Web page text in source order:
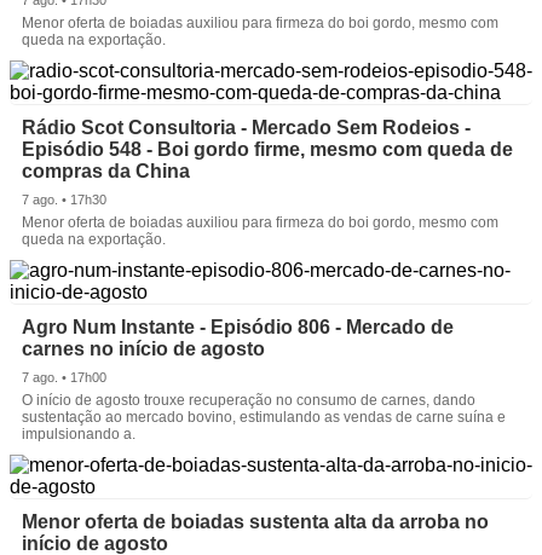
Menor oferta de boiadas auxiliou para firmeza do boi gordo, mesmo com
queda na exportação.
Rádio Scot Consultoria - Mercado Sem Rodeios -
Episódio 548 - Boi gordo firme, mesmo com queda de
compras da China
7 ago. • 17h30
Menor oferta de boiadas auxiliou para firmeza do boi gordo, mesmo com
queda na exportação.
Agro Num Instante - Episódio 806 - Mercado de
carnes no início de agosto
7 ago. • 17h00
O início de agosto trouxe recuperação no consumo de carnes, dando
sustentação ao mercado bovino, estimulando as vendas de carne suína e
impulsionando a.
Menor oferta de boiadas sustenta alta da arroba no
início de agosto